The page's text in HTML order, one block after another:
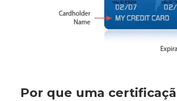
Por que uma